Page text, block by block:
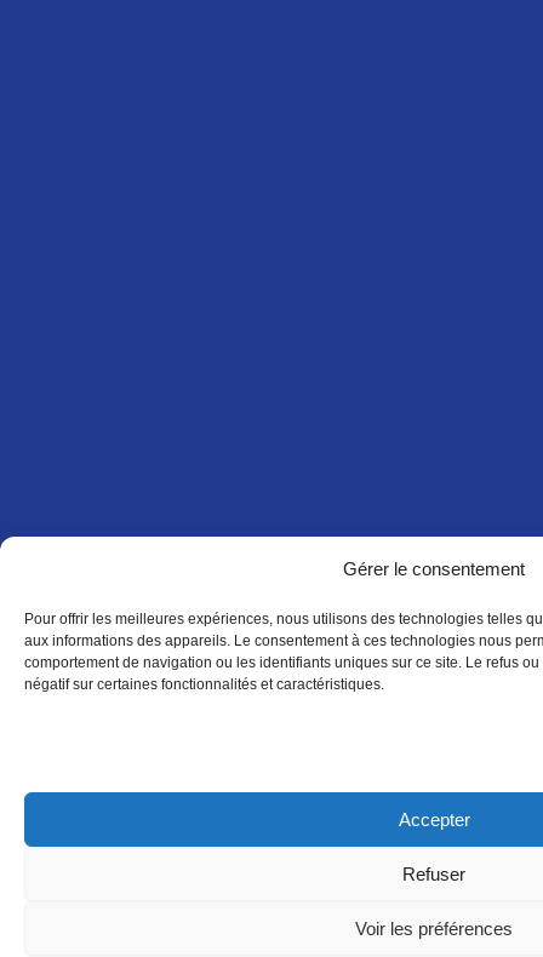
Gérer le consentement
Pour offrir les meilleures expériences, nous utilisons des technologies telles
aux informations des appareils. Le consentement à ces technologies nous
comportement de navigation ou les identifiants uniques sur ce site. Le refus
négatif sur certaines fonctionnalités et caractéristiques.
Accepter
Refuser
Voir les préférences